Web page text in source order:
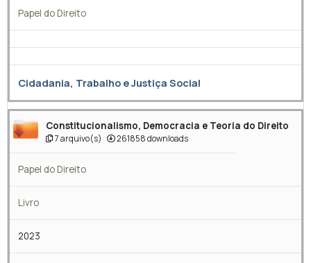
Papel do Direito
Cidadania, Trabalho e Justiça Social
Constitucionalismo, Democracia e Teoria do Direito
7 arquivo(s) 261858 downloads
Papel do Direito
Livro
2023